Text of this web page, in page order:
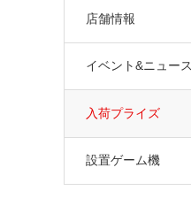
店舗情報
イベント&ニュース
入荷プライズ
設置ゲーム機